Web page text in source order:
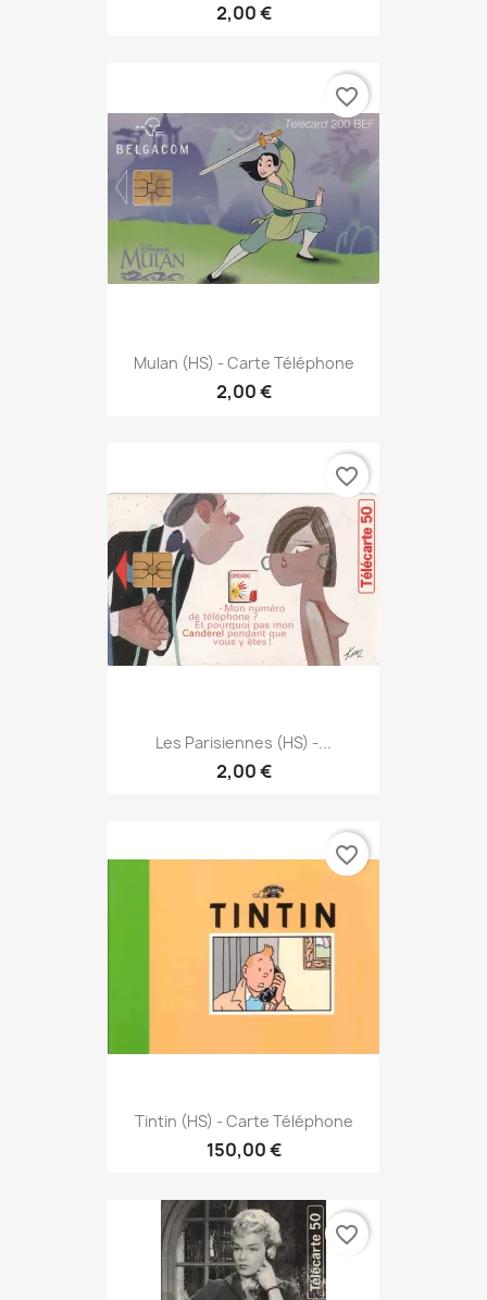
2,00 €
Mulan (HS) - Carte Téléphone
2,00 €
favorite_border
Les Parisiennes (HS) -...
2,00 €
favorite_border
Tintin (HS) - Carte Téléphone
150,00 €
favorite_border
favorite_border